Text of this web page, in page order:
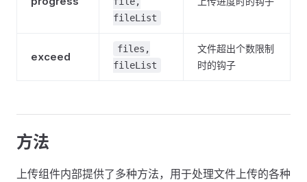
fileList
exceed
files,
fileList
文件超出个数限制
时的钩子
方法
上传组件内部提供了多种方法，用于处理文件上传的各种